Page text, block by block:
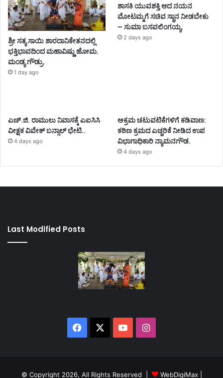
ಶ್ರೀ ಸತ್ಯ ಸಾಯಿ ಶಾರದಾನಿಕೇತನದಲ್ಲಿ
ಭಕ್ತಿಭಾವದಿಂದ ಮಹಾವಿಷ್ಣು ಹೋಮ.
ಮಂಡ್ಯ ಗೌಡ್ರು.
1 day ago
ಶಾಸಕಿ ಯುವಶಕ್ತಿ ಆದ ನಯನ
ಮೋಟಮ್ಮಗೆ ಸಚಿವ ಸ್ಥಾನ ನೀಡಬೇಕು
– ಸುಮಾ ಬಸವಲಿಂಗಯ್ಯ.
2 days ago
ಎಚ್.ಜಿ. ರಾಮುಲು ನಿವಾಸಕ್ಕೆ ಎಐಸಿಸಿ
ವೀಕ್ಷಕ ವಿವೇಕ್ ಬನ್ಸಾಲ್ ಭೇಟಿ..
4 days ago
ಅಕ್ರಮ ಚಟುವಟಿಕೆಗಳಿಗೆ ಕಡಿವಾಣ:
ಕಠಿಣ ಕ್ರಮದ ಎಚ್ಚರಿಕೆ ನೀಡಿದ ಉಪ
ವಿಭಾಗಾಧಿಕಾರಿ ನ್ಯಾಮನಗೌಡ.
4 days ago
Last Modified Posts
Facebook YouTubeInstagram
© Copyright 2026, All Rights Reserved | WebDigiMax|